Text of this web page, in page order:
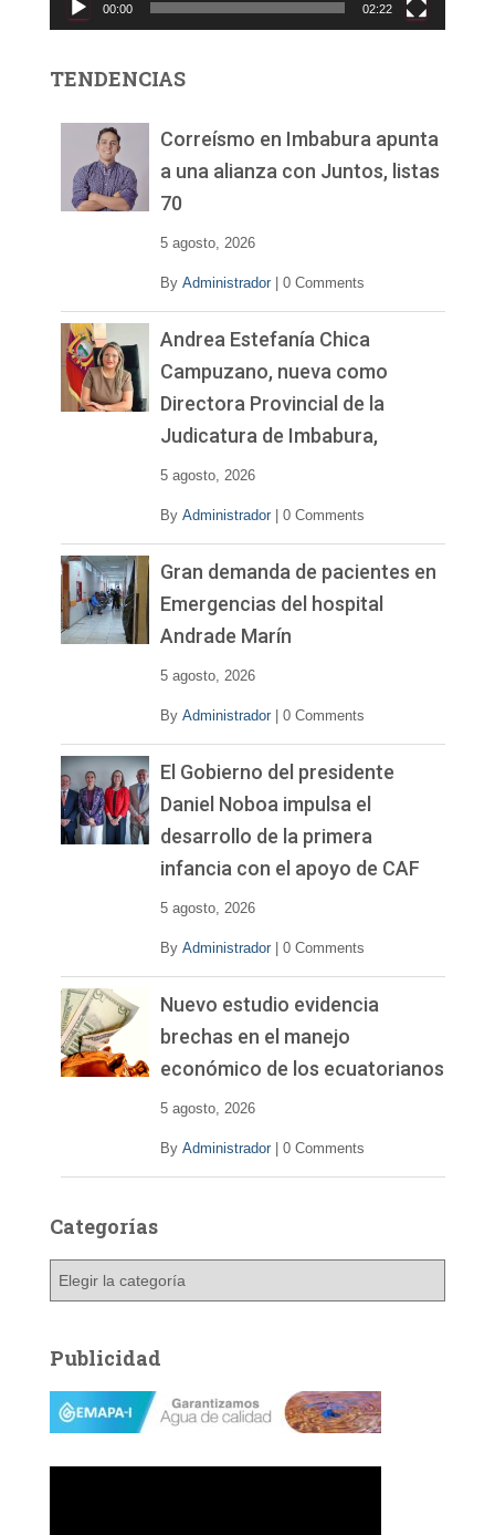
d
00:00 02:22
TENDENCIAS
Correísmo en Imbabura apunta
a una alianza con Juntos, listas
70
5 agosto, 2026
By Administrador 0 Comments
Andrea Estefanía Chica
Campuzano, nueva como
Directora Provincial de la
Judicatura de Imbabura,
5 agosto, 2026
By Administrador 0 Comments
Gran demanda de pacientes en
Emergencias del hospital
Andrade Marín
5 agosto, 2026
By Administrador 0 Comments
El Gobierno del presidente
Daniel Noboa impulsa el
desarrollo de la primera
infancia con el apoyo de CAF
5 agosto, 2026
By Administrador 0 Comments
Nuevo estudio evidencia
brechas en el manejo
económico de los ecuatorianos
5 agosto, 2026
By Administrador 0 Comments
Categorías
g
o
a
Publicidad